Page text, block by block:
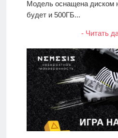
Модель оснащена диском
будет и 500ГБ...
- Читать